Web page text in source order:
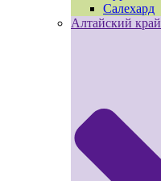
Салехард
Алтайский край